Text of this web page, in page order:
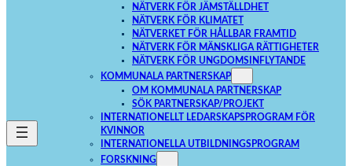
NÄTVERK FÖR JÄMSTÄLLDHET
NÄTVERK FÖR KLIMATET
NÄTVERKET FÖR HÅLLBAR FRAMTID
NÄTVERK FÖR MÄNSKLIGA RÄTTIGHETER
NÄTVERK FÖR UNGDOMSINFLYTANDE
KOMMUNALA PARTNERSKAP
OM KOMMUNALA PARTNERSKAP
SÖK PARTNERSKAP/PROJEKT
INTERNATIONELLT LEDARSKAPSPROGRAM FÖR
KVINNOR
INTERNATIONELLA UTBILDNINGSPROGRAM
FORSKNING